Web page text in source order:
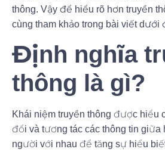
thông. Vậy để hiểu rõ hơn truyền
cùng tham khảo trong bài viết dưới
Định nghĩa
thông là gì?
Khái niệm truyền thông được hiểu
đổi và tương tác các thông tin giữa
người với nhau để tăng sự hiểu